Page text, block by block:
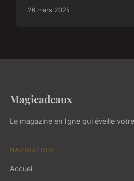
26 mars 2025
Magicadeaux
Le magazine en ligne qui éveille
NAVIGATION
Accueil